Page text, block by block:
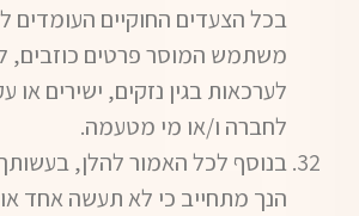
בכל הצעדים החוקיים העומדים
משתמש המוסר פרטים כוזבים,
לערכאות בגין נזקים, ישירים או
לחברה ו/או מי מטעמה.
בנוסף לכל האמור להלן,
הנך מתחייב כי לא תעשה אחד